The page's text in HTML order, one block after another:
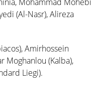
(Al-Nasr), Alireza
Amirhossein
Moghanlou (Kalba),
Liegi).